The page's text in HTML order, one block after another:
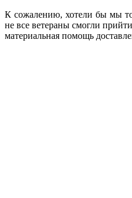
К сожалению, хотели бы мы
не все ветераны смогли
материальная помощь